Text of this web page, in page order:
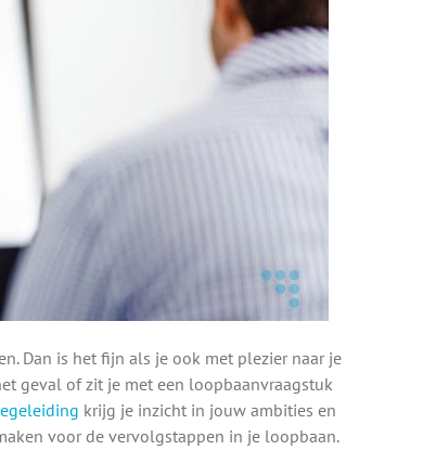
Dan is het fijn als je ook met plezier naar je
geval of zit je met een loopbaanvraagstuk
krijg je inzicht in jouw ambities en
voor de vervolgstappen in je loopbaan.